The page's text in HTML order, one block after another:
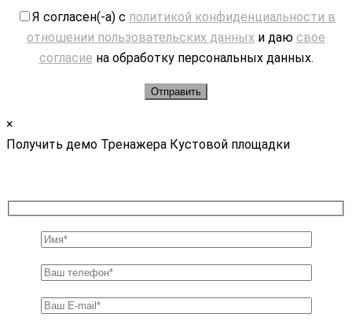
Я согласен(-а) с политикой конфиденциальности в
отношении пользовательских данных и даю свое
согласие на обработку персональных данных.
×
Получить демо Тренажера Кустовой площадки